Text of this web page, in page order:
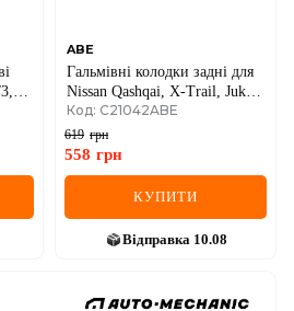
ABE
Гальмівні колодки задні для
Nissan Qashqai, X-Trail, Juke
та Infiniti.
Код: C21042ABE
619 грн
558 грн
КУПИТИ
Відправка 10.08